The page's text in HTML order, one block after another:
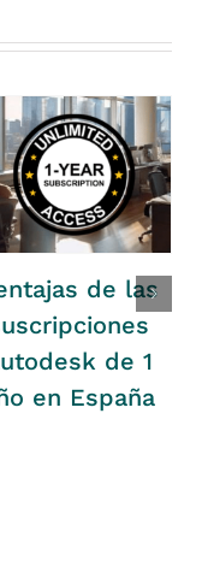
de las
de 1
en España